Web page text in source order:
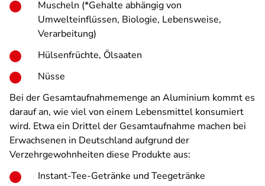
Muscheln (*Gehalte abhängig von
Umwelteinflüssen, Biologie, Lebensweise,
Verarbeitung)
Hülsenfrüchte, Ölsaaten
Nüsse
Bei der Gesamtaufnahmemenge an Aluminium kommt es
darauf an, wie viel von einem Lebensmittel konsumiert
wird. Etwa ein Drittel der Gesamtaufnahme machen bei
Erwachsenen in Deutschland aufgrund der
Verzehrgewohnheiten diese Produkte aus:
Instant-Tee-Getränke und Teegetränke